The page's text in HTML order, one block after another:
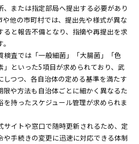
、または指定部局へ提出する必要があり
や他の市町村では、提出先や様式が異な
ると報告不備となり、指摘や再提出を求
検査では「一般細菌」「大腸菌」「色
」といった5項目が求められており、武
しつつ、各自治体の定める基準を満たす
限や方法も自治体ごとに細かく異なるた
を持ったスケジュール管理が求められま
サイトや窓口で随時更新されるため、定
や手続きの変更に迅速に対応できる体制